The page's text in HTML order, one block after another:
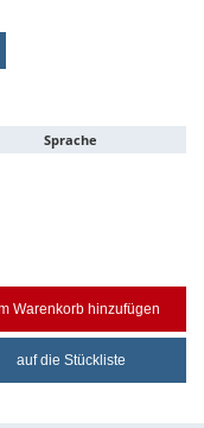
Sprache
Warenkorb hinzufügen
auf die Stückliste